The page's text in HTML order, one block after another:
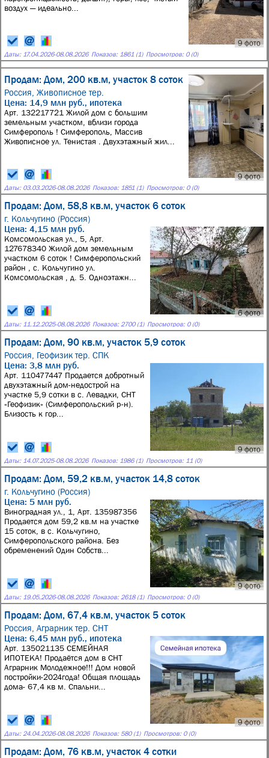
9 фото
воздух — идеально...
Даты: 17.04.2026-08.08.2026 Показов: 1861 (1) Просмотров: 0 (0)
Продам: Дом, 200 кв.м, участок 8 соток
Россия, Живописное тер.
9 фото
Цена: 14,9 млн руб., ипотека
Арт. 132217721 Жилой дом с большим
земельным участком, вблизи города
Симферополь ! Симферополь, Массив
Живописное ул. Тенистая . Двухэтажный жил...
Даты: 03.03.2026-08.08.2026 Показов: 1851 (1) Просмотров: 0 (0)
Продам: Дом, 58,8 кв.м, участок 6 соток
г. Кольчугино (Россия)
6 фото
Цена: 4,15 млн руб.
Комсомольская ул., 5, Арт.
127678340 Жилой дом земельным
участком 6 соток ! Симферопольский
район , с. Кольчугино ул.
Комсомольская , д. 5. Одноэтажн...
Даты: 11.12.2025-08.08.2026 Показов: 2700 (1) Просмотров: 0 (0)
Продам: Дом, 90 кв.м, участок 5,9 соток
Россия, Геофизик тер. СПК
9 фото
Цена: 3,8 млн руб.
Арт. 110477447 Продается добротный
двухэтажный дом-недострой на
участке 5,9 сотки в с. Левадки, СНТ
«Геофизик» (Симферопольский р-н).
Близость к гор...
Даты: 14.07.2025-08.08.2026 Показов: 1986 (1) Просмотров: 11 (0)
Продам: Дом, 59,2 кв.м, участок 14,8 соток
г. Кольчугино (Россия)
9 фото
Цена: 5 млн руб.
Виноградная ул., 1, Арт. 135987356
Продается дом 59,2 кв.м на участке
15 соток, в с. Кольчугино,
Симферопольского района. Без
обременений Один Собств...
Даты: 19.05.2026-08.08.2026 Показов: 2618 (1) Просмотров: 0 (0)
Продам: Дом, 67,4 кв.м, участок 5 соток
Россия, Аграрник тер. СНТ
9 фото
Цена: 6,45 млн руб., ипотека
Арт. 135021135 СЕМЕЙНАЯ
ИПОТЕКА! Продаётся дом в СНТ
Аграрник Молодежное!!! Дом новой
постройки-2024года! Общая площадь
дома- 67,4 кв м. Спальни...
Даты: 24.04.2026-08.08.2026 Показов: 580 (1) Просмотров: 0 (0)
Продам: Дом, 76 кв.м, участок 4 сотки